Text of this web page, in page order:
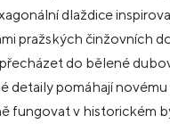
dlaždice
pražských činžovních
do bělené
detaily pomáhají novému
fungovat v historickém